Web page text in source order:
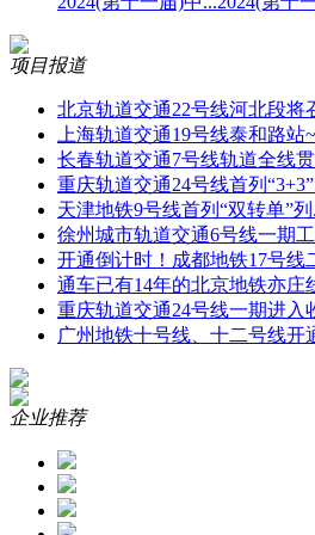
项目报道
北京轨道交通22号线河北段将
上海轨道交通19号线泰和路站
长春轨道交通7号线轨道全线
重庆轨道交通24号线首列
天津地铁9号线首列“双转单”列
徐州城市轨道交通6号线一期
开通倒计时！成都地铁17号线
通车已有14年的北京地铁亦庄
重庆轨道交通24号线一期进入
广州地铁十号线、十二号线开
企业推荐